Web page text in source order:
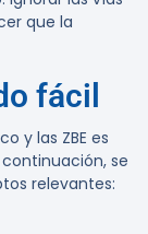
que la
fácil
y las ZBE es
se
relevantes: